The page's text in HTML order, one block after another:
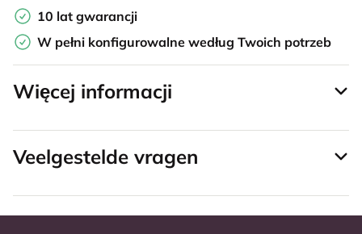
10 lat gwarancji
W pełni konfigurowalne według Twoich potrzeb
Więcej informacji
Veelgestelde vragen